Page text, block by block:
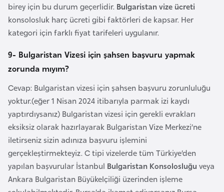
birey için bu durum geçerlidir. Bulgaristan vize ücreti
konsolosluk harç ücreti gibi faktörleri de kapsar. Her
kategori için farklı fiyat tarifeleri uygulanır.
9- Bulgaristan Vizesi için şahsen başvuru yapmak
zorunda mıyım?
Cevap: Bulgaristan vizesi için şahsen başvuru zorunluluğu
yoktur.(eğer 1 Nisan 2024 itibarıyla parmak izi kaydı
yaptırdıysanız) Bulgaristan vizesi için gerekli evrakları
eksiksiz olarak hazırlayarak Bulgaristan Vize Merkezi’ne
iletirseniz sizin adınıza başvuru işlemini
gerçekleştirmekteyiz. C tipi vizelerde tüm Türkiye’den
yapılan başvurular İstanbul Bulgaristan Konsolosluğu veya
Ankara Bulgaristan Büyükelçiliği üzerinden işleme
H
o
l
d
a
İ
n
g
i
l